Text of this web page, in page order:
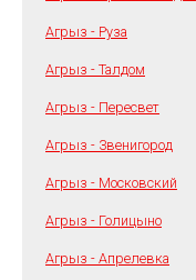
Агрыз - Руза
Агрыз - Талдом
Агрыз - Пересвет
Агрыз - Звенигород
Агрыз - Московский
Агрыз - Голицыно
Агрыз - Апрелевка